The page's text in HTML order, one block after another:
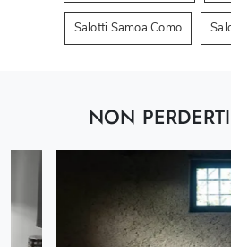
Salotti Samoa Como
NON